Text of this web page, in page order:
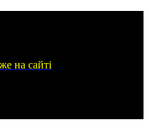
на сайті